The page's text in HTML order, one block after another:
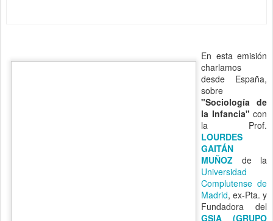
En esta emisión
charlamos
desde España,
sobre
"Sociología de
la Infancia" con
la Prof.
LOURDES
GAITÁN
MUÑOZ de la
Universidad
Complutense de
GSIA (GRUPO DE SOCIOLOGÍA